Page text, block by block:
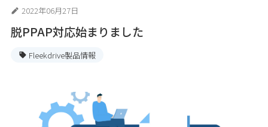
2022年06月27日
脱PPAP対応始まりました
Fleekdrive製品情報